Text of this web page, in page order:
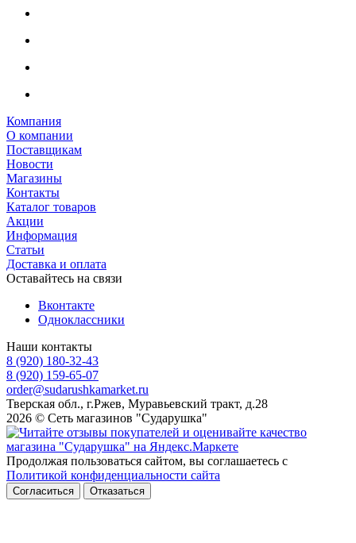
Компания
О компании
Поставщикам
Новости
Магазины
Контакты
Каталог товаров
Акции
Информация
Статьи
Доставка и оплата
Оставайтесь на связи
Вконтакте
Одноклассники
Наши контакты
8 (920) 180-32-43
8 (920) 159-65-07
order@sudarushkamarket.ru
Тверская обл., г.Ржев, Муравьевский тракт, д.28
2026 © Сеть магазинов "Сударушка"
Продолжая пользоваться сайтом, вы соглашаетесь с
Политикой конфиденциальности сайта
Согласиться Отказаться